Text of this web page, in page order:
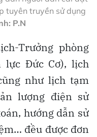
tuyên truyền sử dụng
P.N
Trưởng phòng
lực Đức Cơ), lịch
như lịch tạm
lượng điện sử
hướng dẫn sử
đều được đơn